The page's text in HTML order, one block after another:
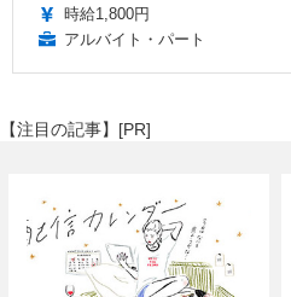
時給1,800円
アルバイト・パート
【注目の記事】[PR]